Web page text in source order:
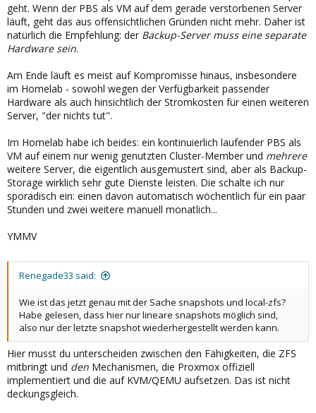
geht. Wenn der PBS als VM auf dem gerade verstorbenen Server
läuft, geht das aus offensichtlichen Gründen nicht mehr. Daher ist
natürlich die Empfehlung: der Backup-Server muss eine separate
Hardware sein.
Am Ende läuft es meist auf Kompromisse hinaus, insbesondere
im Homelab - sowohl wegen der Verfügbarkeit passender
Hardware als auch hinsichtlich der Stromkosten für einen weiteren
Server, "der nichts tut".
Im Homelab habe ich beides: ein kontinuierlich laufender PBS als
VM auf einem nur wenig genutzten Cluster-Member und mehrere
weitere Server, die eigentlich ausgemustert sind, aber als Backup-
Storage wirklich sehr gute Dienste leisten. Die schalte ich nur
sporadisch ein: einen davon automatisch wöchentlich für ein paar
Stunden und zwei weitere manuell monatlich...
YMMV
Renegade33 said:
Wie ist das jetzt genau mit der Sache snapshots und local-zfs?
Habe gelesen, dass hier nur lineare snapshots möglich sind,
also nur der letzte snapshot wiederhergestellt werden kann.
Hier musst du unterscheiden zwischen den Fähigkeiten, die ZFS
mitbringt und den Mechanismen, die Proxmox offiziell
implementiert und die auf KVM/QEMU aufsetzen. Das ist nicht
deckungsgleich.